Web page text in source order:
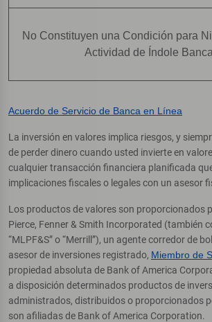
No Constituyen una Condición para
Actividad de Índole
Acuerdo de Servicio de Banca en Línea
La inversión en valores implica riesgos, y
de perder dinero cuando usted invierte en
cualquier transacción financiera planificada
implicaciones fiscales o legales con un asesor
Los productos de valores son proporcionados
Pierce, Fenner & Smith Incorporated (también
“MLPF&S” o “Merrill”), un agente corredor de
asesor de inversiones registrado, Miembro de
propiedad absoluta de Bank of America
a disposición determinados productos de
administrados, distribuidos o proporcionados
son afiliadas de Bank of America Corporation.